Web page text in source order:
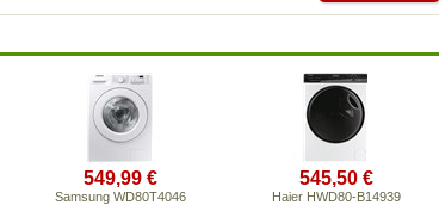
549,99 €
Samsung WD80T4046
545,50 €
Haier HWD80-B14939